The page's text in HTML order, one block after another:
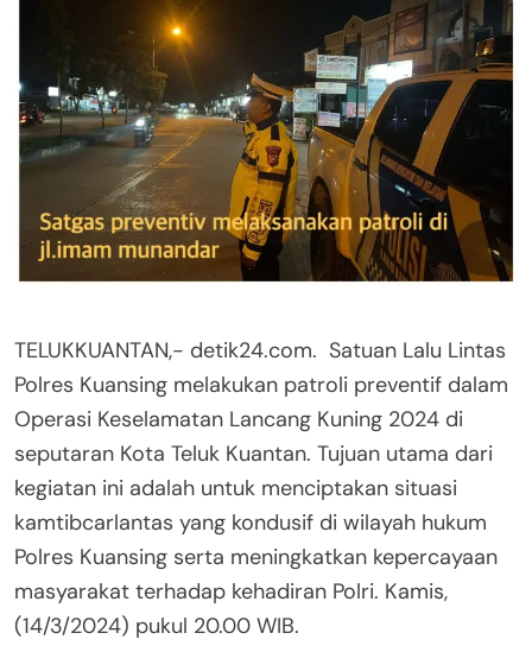
TELUKKUANTAN,- detik24.com. Satuan Lalu Lintas
Polres Kuansing melakukan patroli preventif dalam
Operasi Keselamatan Lancang Kuning 2024 di
seputaran Kota Teluk Kuantan. Tujuan utama dari
kegiatan ini adalah untuk menciptakan situasi
kamtibcarlantas yang kondusif di wilayah hukum
Polres Kuansing serta meningkatkan kepercayaan
masyarakat terhadap kehadiran Polri. Kamis,
(14/3/2024) pukul 20.00 WIB.